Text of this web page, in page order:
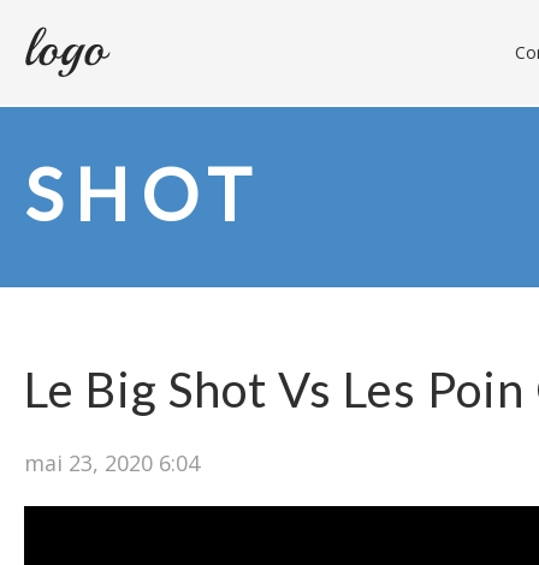
SHOT
Le Big Shot Vs Les
mai 23, 2020 6:04